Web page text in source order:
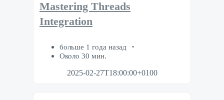
Mastering Threads
Integration
больше 1 года назад
Около 30 мин.
2025-02-27T18:00:00+0100